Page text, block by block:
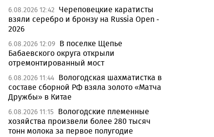
6.08.2026 12:42 Череповецкие каратисты
взяли серебро и бронзу на Russia Open -
2026
6.08.2026 12:09 В поселке Щепье
Бабаевского округа открыли
отремонтированный мост
6.08.2026 11:44 Вологодская шахматистка в
составе сборной РФ взяла золото «Матча
Дружбы» в Китае
6.08.2026 11:15 Вологодские племенные
хозяйства произвели более 280 тысяч
тонн молока за первое полугодие